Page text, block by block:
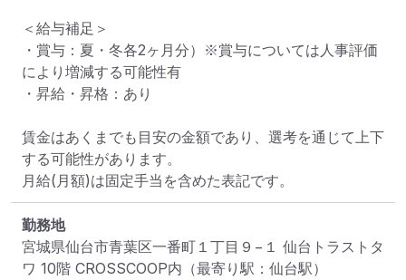
＜給与補足＞
・賞与：夏・冬各2ヶ月分）※賞与については人事評価
により増減する可能性有
・昇給・昇格：あり
賃金はあくまでも目安の金額であり、選考を通じて上下
する可能性があります。
月給(月額)は固定手当を含めた表記です。
勤務地
宮城県仙台市青葉区一番町１丁目９−１ 仙台トラストタ
ワ 10階 CROSSCOOP内 （最寄り駅：仙台駅）